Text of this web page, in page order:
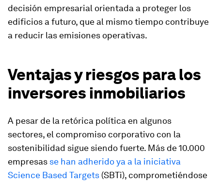
decisión empresarial orientada a proteger los
edificios a futuro, que al mismo tiempo contribuye
a reducir las emisiones operativas.
Ventajas y riesgos para los
inversores inmobiliarios
A pesar de la retórica política en algunos
sectores, el compromiso corporativo con la
sostenibilidad sigue siendo fuerte. Más de 10.000
empresas se han adherido ya a la iniciativa
Science Based Targets (SBTi), comprometiéndose